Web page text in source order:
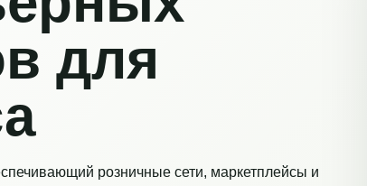
для
розничные сети, маркетплейсы и